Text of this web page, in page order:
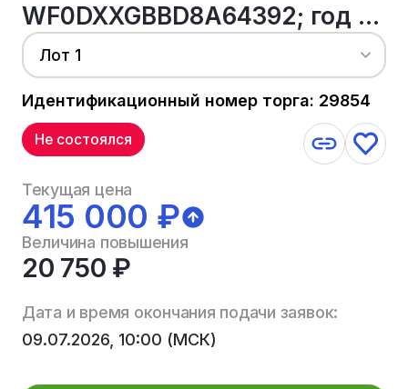
WF0DXXGBBD8A64392; год ...
Лот 1
Идентификационный номер торга: 29854
Не состоялся
Текущая цена
415 000 ₽
Величина повышения
20 750 ₽
Дата и время окончания подачи заявок:
09.07.2026, 10:00 (МСК)